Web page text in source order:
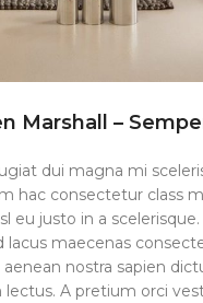
Marshall –
dui magna mi
hac consectetur class
eu justo in a
lacus maecenas
nostra sapien
A pretium orci